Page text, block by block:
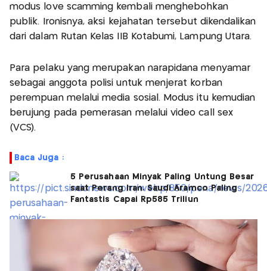
modus love scamming kembali menghebohkan
publik. Ironisnya, aksi kejahatan tersebut dikendalikan
dari dalam Rutan Kelas IIB Kotabumi, Lampung Utara.
Para pelaku yang merupakan narapidana menyamar
sebagai anggota polisi untuk menjerat korban
perempuan melalui media sosial. Modus itu kemudian
berujung pada pemerasan melalui video call sex
(VCS).
Baca Juga :
5 Perusahaan Minyak Paling Untung Besar
saat Perang Iran, Saudi Aramco Paling
Fantastis Capai Rp585 Triliun